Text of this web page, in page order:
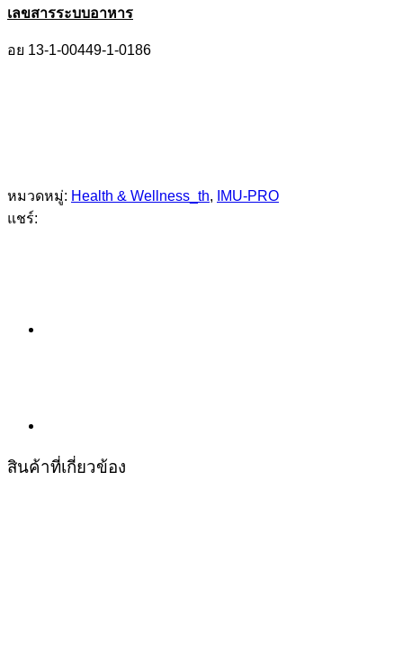
เลขสารระบบอาหาร
อย 13-1-00449-1-0186
หมวดหมู่: Health & Wellness_th,
IMU-PRO
แชร์:
สินค้าที่เกี่ยวข้อง